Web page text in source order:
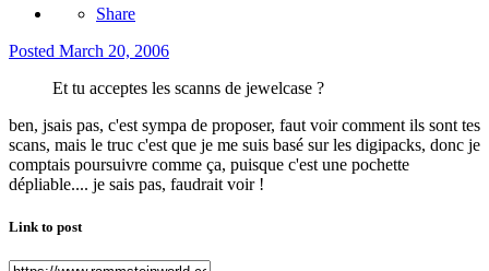
Share
Posted March 20, 2006
Et tu acceptes les scanns de jewelcase ?
ben, jsais pas, c'est sympa de proposer, faut voir comment ils sont tes
scans, mais le truc c'est que je me suis basé sur les digipacks, donc je
comptais poursuivre comme ça, puisque c'est une pochette
dépliable.... je sais pas, faudrait voir !
Link to post